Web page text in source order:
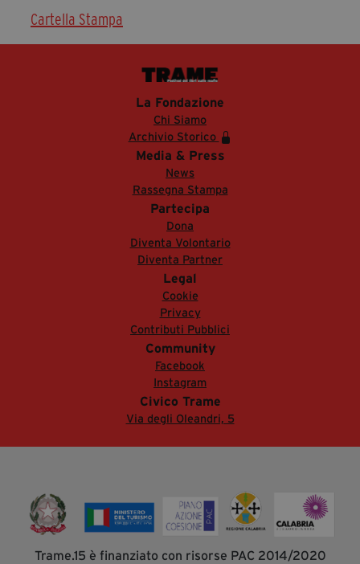
Cartella Stampa
La Fondazione
Chi Siamo
Archivio Storico
Media & Press
News
Rassegna Stampa
Partecipa
Dona
Diventa Volontario
Diventa Partner
Legal
Cookie
Privacy
Contributi Pubblici
Community
Facebook
Instagram
Civico Trame
Via degli Oleandri, 5
Trame.15 è finanziato con risorse PAC 2014/2020